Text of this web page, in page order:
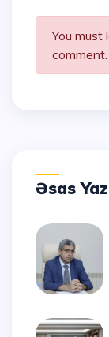
You
comment.
Əsas